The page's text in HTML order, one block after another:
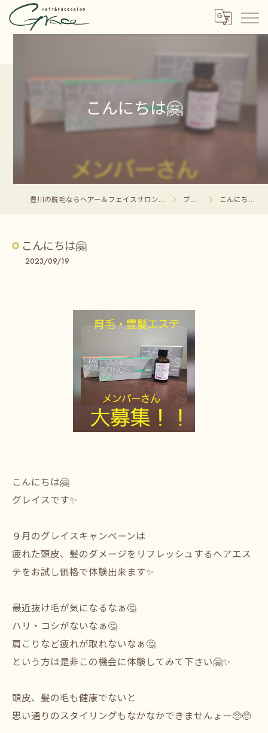
こんにちは🤗⁡
豊川の脱毛ならヘアー＆フェイスサロン グレイス ブログ こんにちは🤗⁡
こんにちは🤗⁡
2023/09/19
こんにちは🤗⁡
⁡グレイスです✨⁡
⁡９月のグレイスキャンペーンは⁡
⁡疲れた頭皮、髪のダメージをリフレッシュするヘアエス
テをお試し価格で体験出来ます✨⁡
⁡最近抜け毛が気になるなぁ🤔
⁡ハリ・コシがないなぁ🤔⁡
⁡肩こりなど疲れが取れないなぁ🤔⁡
という方は是非この機会に体験してみて下さい🤗✨⁡
⁡頭皮、髪の毛も健康でないと⁡
⁡思い通りのスタイリングもなかなかできませんょー🥺🥺⁡